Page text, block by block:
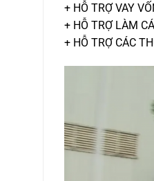
+ HỖ TRỢ VAY
+ HỖ TRỢ LÀM
+ HỖ TRỢ CÁC